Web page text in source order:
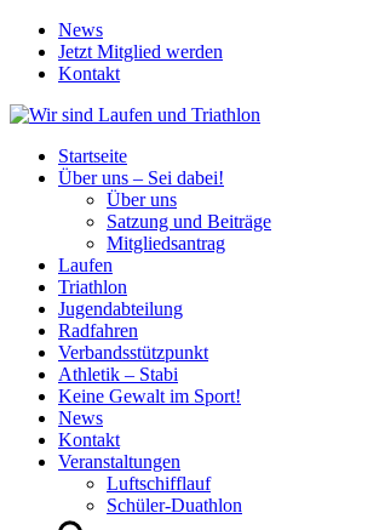
News
Jetzt Mitglied werden
Kontakt
Startseite
Über uns – Sei dabei!
Über uns
Satzung und Beiträge
Mitgliedsantrag
Laufen
Triathlon
Jugendabteilung
Radfahren
Verbandsstützpunkt
Athletik – Stabi
Keine Gewalt im Sport!
News
Kontakt
Veranstaltungen
Luftschifflauf
Schüler-Duathlon